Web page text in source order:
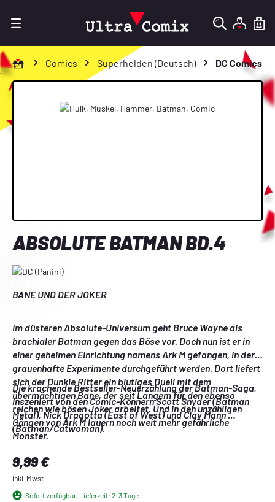
Zur Startseite gehen
Comics Superhelden (Deutsch) DC Comics
Bildergalerie überspringen
ABSOLUTE BATMAN BD.4
BANE UND DER JOKER
Im düsteren Absolute-Universum geht Bruce Wayne als
brachialer Batman gegen das Böse vor. Doch nun ist er in
einer geheimen Einrichtung namens Ark M gefangen, in der
grauenhafte Experimente durchgeführt werden. Dort liefert
sich der Dunkle Ritter ein blutiges Duell mit dem
übermächtigen Bane, der seit Langem für den ebenso
reichen wie bösen Joker arbeitet. Und in den unzähligen
Gängen von Ark M lauern noch weit mehr gefährliche
Monster.
Die krachende Bestseller-Neuerzählung der Batman-Saga,
inszeniert von den Comic-Könnern Scott Snyder (Batman
Metal), Nick Dragotta (East of West) und Clay Mann
(Batman/Catwoman).
Regulärer Preis:
9,99 €
inkl. Mwst.
Sofort verfügbar, Lieferzeit: 2-3 Tage